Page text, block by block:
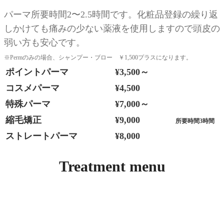
パーマ所要時間2〜2.5時間です。化粧品登録の繰り返
しかけても痛みの少ない薬液を使用しますので頭皮の
弱い方も安心です。
※Permのみの場合、シャンプー・ブロー ￥1,500プラスになります。
ポイントパーマ
¥3,500～
コスメパーマ
¥4,500
特殊パーマ
¥7,000～
縮毛矯正
¥9,000 所要時間3時間
ストレートパーマ ¥8,000
Treatment menu